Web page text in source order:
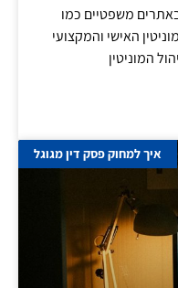
משפטיים כמו
האישי והמקצועי
המוניטין
איך למחוק פסק דין מגוגל